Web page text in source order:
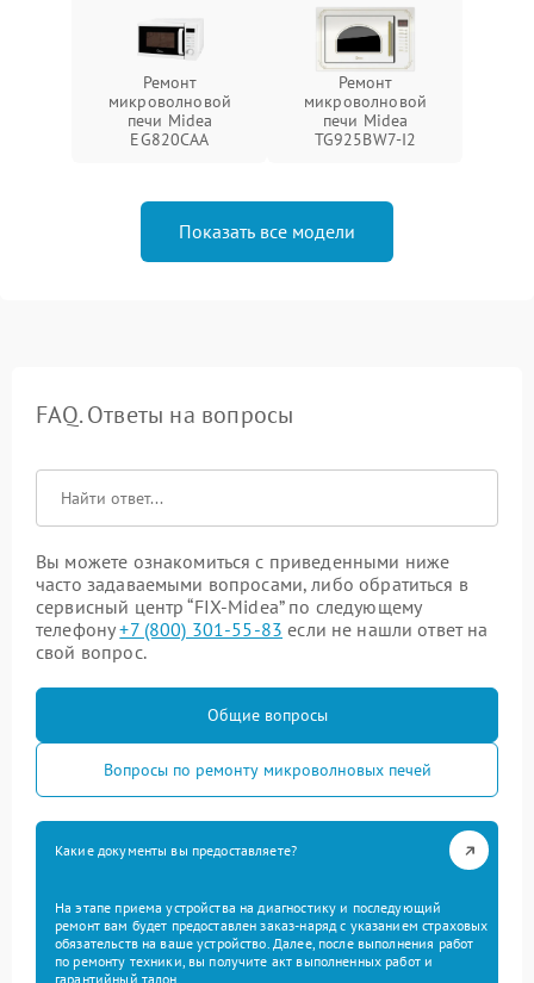
Ремонт
микроволновой
печи Midea
EG820CAA
Ремонт
микроволновой
печи Midea
TG925BW7-I2
Показать все модели
FAQ. Ответы на вопросы
Вы можете ознакомиться с приведенными ниже
часто задаваемыми вопросами, либо обратиться в
сервисный центр “FIX-Midea” по следующему
телефону+7 (800) 301-55-83 если не нашли ответ на
свой вопрос.
Общие вопросы
Вопросы по ремонту микроволновых печей
Какие документы вы предоставляете?
На этапе приема устройства на диагностику и последующий
ремонт вам будет предоставлен заказ-наряд с указанием страховых
обязательств на ваше устройство. Далее, после выполнения работ
по ремонту техники, вы получите акт выполненных работ и
гарантийный талон.